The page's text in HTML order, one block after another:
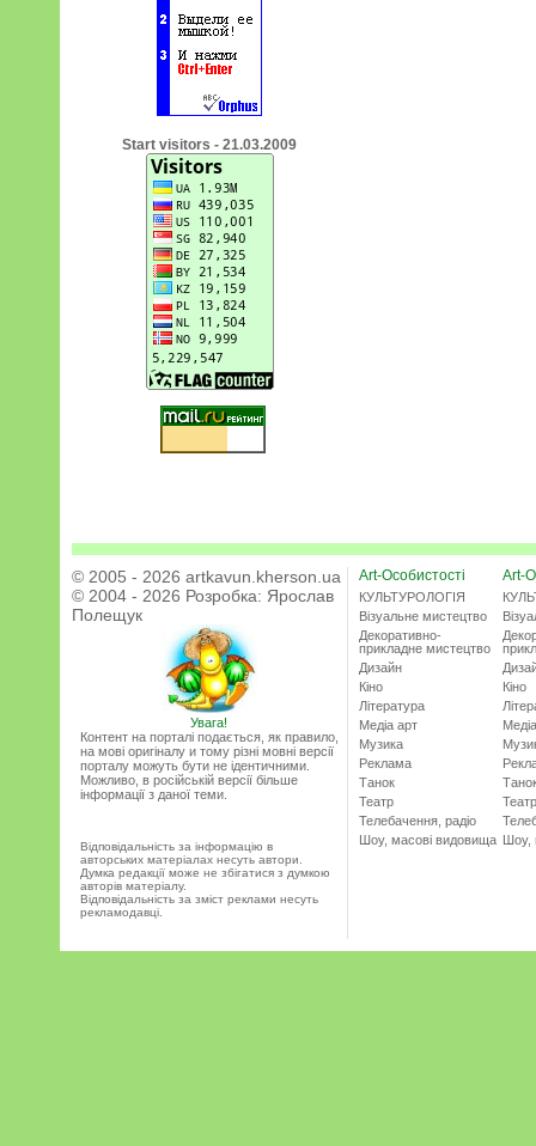
Start visitors - 21.03.2009
© 2005 - 2026 artkavun.kherson.ua
© 2004 - 2026 Розробка: Ярослав
Полещук
Увага!
Контент на порталі подається, як правило,
на мові оригіналу и тому різні мовні версії
порталу можуть бути не ідентичними.
Можливо, в російській версії більше
інформації з даної теми.
Відповідальність за інформацію в
авторських матеріалах несуть автори.
Думка редакції може не збігатися з думкою
авторів матеріалу.
Відповідальність за зміст реклами несуть
рекламодавці.
Art-Особистості
КУЛЬТУРОЛОГІЯ
Візуальне мистецтво
Декоративно-
прикладне мистецтво
Дизайн
Кіно
Література
Медіа арт
Музика
Реклама
Танок
Театр
Телебачення, радіо
Шоу, масові видовища
Art-
Кіно
Театр
Шоу,